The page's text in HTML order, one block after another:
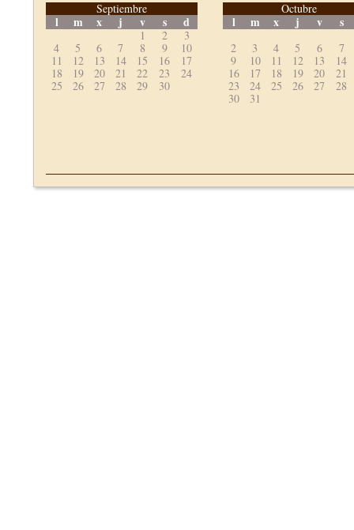
Septiembre
l m x j v s d
1 2
3
4
5 6 7 8 9
10
11
12 13 14 15 16
17
18
19 20 21 22 23
24
25
26 27 28 29 30
Octubre
l m x j v s
2 3 4 5 6
7
9
10 11 12 13
14
16
17 18 19 20
21
23
24 25 26 27
28
30
31